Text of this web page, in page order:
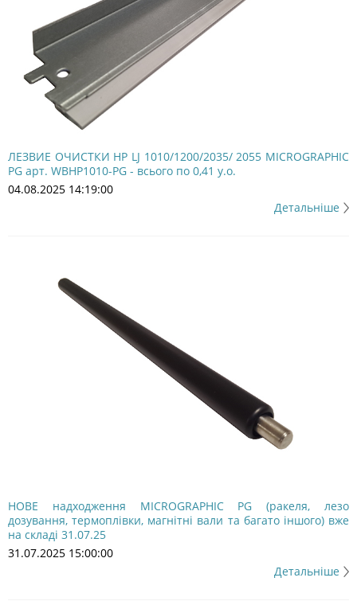
ЛЕЗВИЕ ОЧИСТКИ HP LJ 1010/1200/2035/ 2055 MICROGRAPHIC
PG арт. WBHP1010-PG - всього по 0,41 у.о.
04.08.2025 14:19:00
Детальніше
НОВЕ надходження MICROGRAPHIC PG (ракеля, лезо
дозування, термоплівки, магнітні вали та багато іншого) вже
на складі 31.07.25
31.07.2025 15:00:00
Детальніше